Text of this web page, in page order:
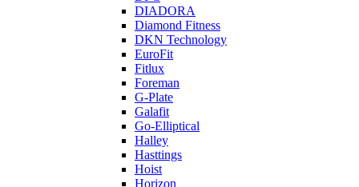
DIADORA
Diamond Fitness
DKN Technology
EuroFit
Fitlux
Foreman
G-Plate
Galafit
Go-Elliptical
Halley
Hasttings
Hoist
Horizon